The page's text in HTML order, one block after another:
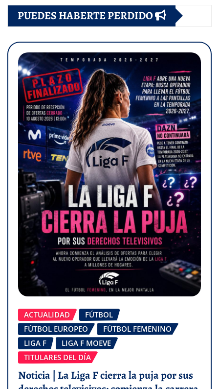
PUEDES HABERTE PERDIDO
ACTUALIDAD
FÚTBOL
FÚTBOL EUROPEO
FÚTBOL FEMENINO
LIGA F
LIGA F MOEVE
TITULARES DEL DÍA
Noticia | La Liga F cierra la puja por sus